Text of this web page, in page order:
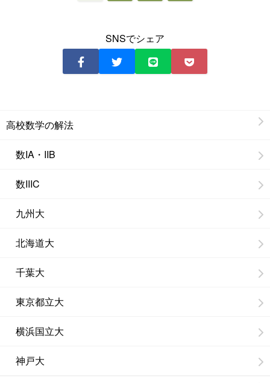
SNSでシェア
高校数学の解法
数IA・IIB
数IIIC
九州大
北海道大
千葉大
東京都立大
横浜国立大
神戸大